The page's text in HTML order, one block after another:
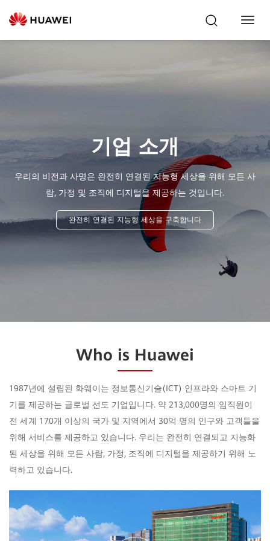
기업 소개
우리의 비전과 사명은 완전히 연결된 지능형 세상을 위해 모든 사
람, 가정 및 조직에 디지털을 제공하는 것입니다.
완전히 연결된 지능형 세상을 구축합니다
Who is Huawei
1987년에 설립된 화웨이는 정보통신기술(ICT) 인프라와 스마트 기
기를 제공하는 글로벌 선도 기업입니다. 약 213,000명의 임직원이
전 세계 170개 이상의 국가 및 지역에서 30억 명의 인구와 고객들을
위해 서비스를 제공하고 있습니다. 우리는 완전히 연결되고 지능화
된 세상을 위해 모든 사람, 가정, 조직에 디지털을 제공하기 위해 노
력하고 있습니다.